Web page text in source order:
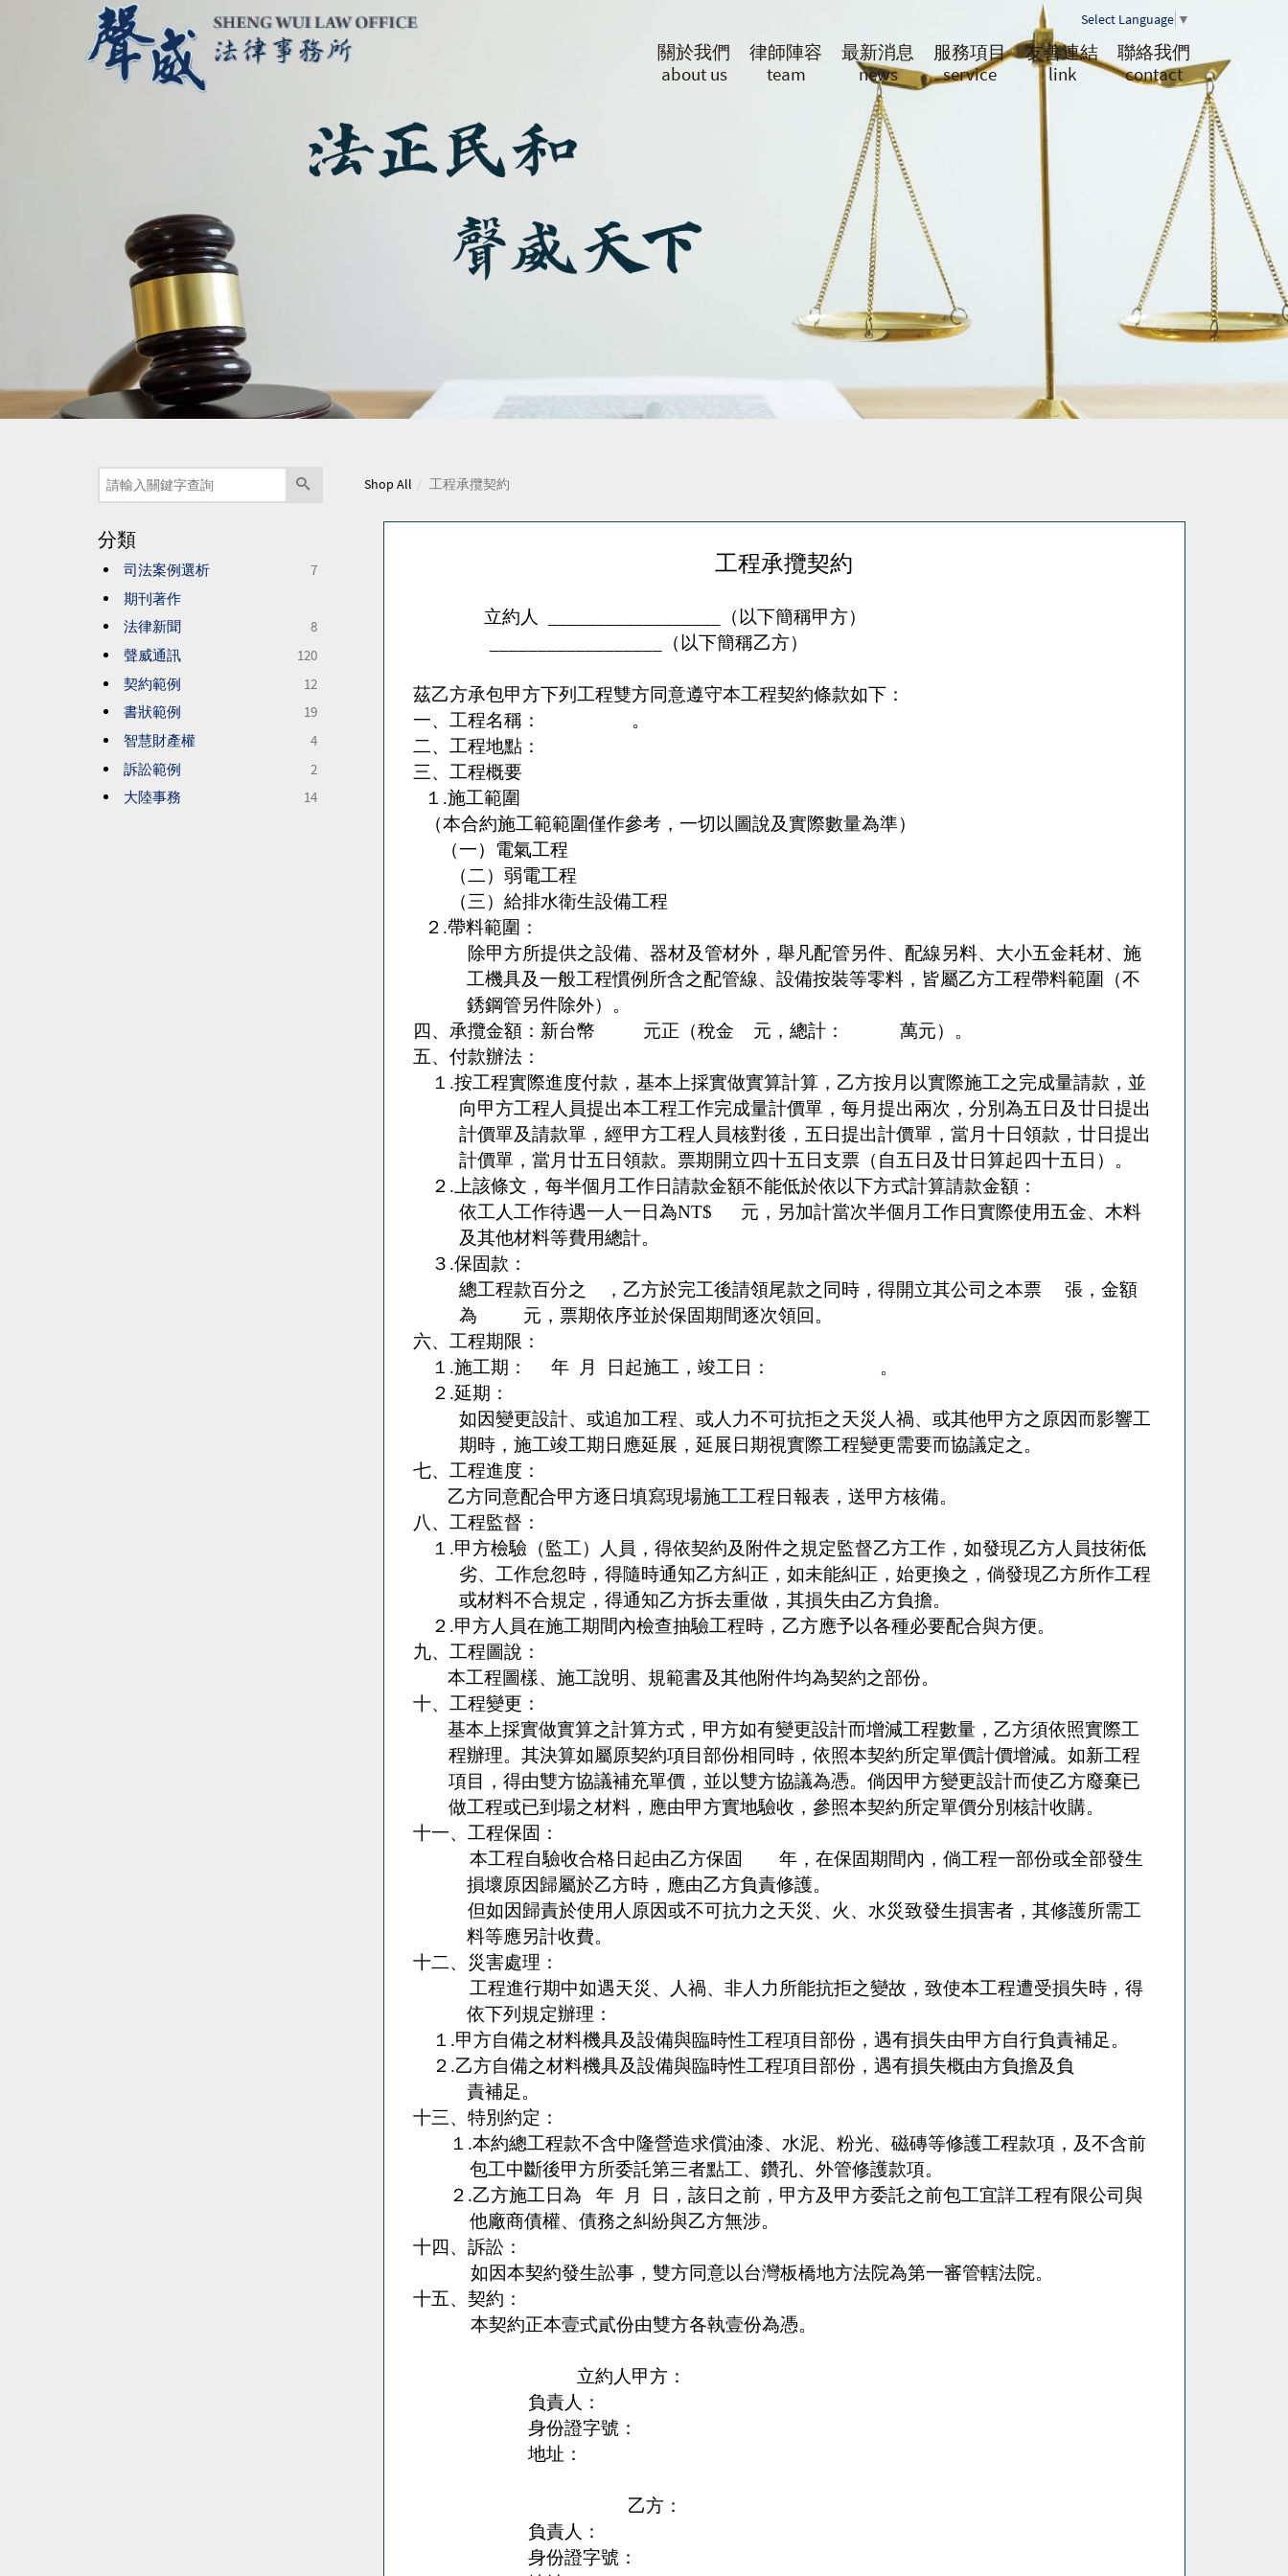
Select Language ▼
關於我們
about us
律師陣容
team
最新消息
news
服務項目
service
友善連結
link
聯絡我們
contact
分類
司法案例選析
7
期刊著作
法律新聞
8
聲威通訊
120
契約範例
12
書狀範例
19
智慧財產權
4
訴訟範例
2
大陸事務
14
Shop All 工程承攬契約
工程承攬契約
立約人
（以下簡稱甲方）
（以下簡稱乙方）
茲乙方承包甲方下列工程雙方同意遵守本工程契約條款如下：
一、工程名稱：
。
二、工程地點：
三、工程概要
１ .施工範圍
（本合約施工範範圍僅作參考，一切以圖說及實際數量為準）
（一）電氣工程
（二）弱電工程
（三）給排水衛生設備工程
２ .帶料範圍：
除甲方所提供之設備、器材及管材外，舉凡配管另件、配線另料、大小五金耗材、施
工機具及一般工程慣例所含之配管線、設備按裝等零料，皆屬乙方工程帶料範圍（不
銹鋼管另件除外）。
四、承攬金額：新台幣
元正（稅金 元，總計：
萬元）。
五、付款辦法：
１ .按工程實際進度付款，基本上採實做實算計算，乙方按月以實際施工之完成量請款，並
向甲方工程人員提出本工程工作完成量計價單，每月提出兩次，分別為五日及廿日提出
計價單及請款單，經甲方工程人員核對後，五日提出計價單，當月十日領款，廿日提出
計價單，當月廿五日領款。票期開立四十五日支票（自五日及廿日算起四十五日）。
２ . 上該條文，每半個月工作日請款金額不能低於依以下方式計算請款金額：
依工人工作待遇一人一日為NT$ 元，另加計當次半個月工作日實際使用五金、木料
及其他材料等費用總計。
３ .保固款：
總工程款百分之 ，乙方於完工後請領尾款之同時，得開立其公司之本票 張，金額
為
元，票期依序並於保固期間逐次領回。
六、工程期限：
１ .施工期： 年 月
日起施工，竣工日： 。
２ .延期：
如因變更設計、或追加工程、或人力不可抗拒之天災人禍、或其他甲方之原因而影響工
期時，施工竣工期日應延展，延展日期視實際工程變更需要而協議定之。
七、工程進度：
乙方同意配合甲方逐日填寫現場施工工程日報表，送甲方核備。
八、工程監督：
１ .甲方檢驗（監工）人員，得依契約及附件之規定監督乙方工作，如發現乙方人員技術低
劣、工作怠忽時，得隨時通知乙方糾正，如未能糾正，始更換之，倘發現乙方所作工程
或材料不合規定，得通知乙方拆去重做，其損失由乙方負擔。
２ .甲方人員在施工期間內檢查抽驗工程時，乙方應予以各種必要配合與方便。
九、工程圖說：
本工程圖樣、施工說明、規範書及其他附件均為契約之部份。
十、工程變更：
基本上採實做實算之計算方式，甲方如有變更設計而增減工程數量，乙方須依照實際工
程辦理。其決算如屬原契約項目部份相同時，依照本契約所定單價計價增減。如新工程
項目，得由雙方協議補充單價，並以雙方協議為憑。倘因甲方變更設計而使乙方廢棄已
做工程或已到場之材料，應由甲方實地驗收，參照本契約所定單價分別核計收購。
十一、工程保固：
本工程自驗收合格日起由乙方保固 年，在保固期間內，倘工程一部份或全部發生
損壞原因歸屬於乙方時，應由乙方負責修護。
但如因歸責於使用人原因或不可抗力之天災、火、水災致發生損害者，其修護所需工
料等應另計收費。
十二、災害處理：
工程進行期中如遇天災、人禍、非人力所能抗拒之變故，致使本工程遭受損失時，得
依下列規定辦理：
１ .甲方自備之材料機具及設備與臨時性工程項目部份，遇有損失由甲方自行負責補足。
２ .乙方自備之材料機具及設備與臨時性工程項目部份，遇有損失概由方負擔及負
責補足。
十三、特別約定：
１ .本約總工程款不含中隆營造求償油漆、水泥、粉光、磁磚等修護工程款項，及不含前
包工中斷後甲方所委託第三者點工、鑽孔、外管修護款項。
２ .乙方施工日為 年 月
日，該日之前，甲方及甲方委託之前包工宜詳工程有限公司與
他廠商債權、債務之糾紛與乙方無涉。
十四、訴訟：
如因本契約發生訟事，雙方同意以台灣板橋地方法院為第一審管轄法院。
十五、契約：
本契約正本壹式貳份由雙方各執壹份為憑。
立約人甲方：
負責人：
身份證字號：
地址：
乙方：
負責人：
身份證字號：